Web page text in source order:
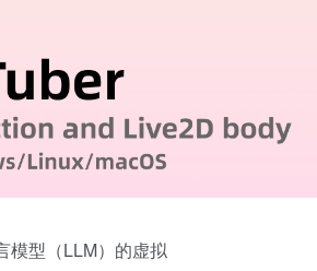
模型（LLM）的虚拟